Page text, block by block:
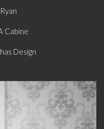
Ryan
Cabine
Design